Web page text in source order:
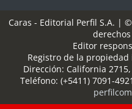
Caras - Editorial Perfil S.A. | ©
Editor
Registro de la
Dirección: California 2715,
Teléfono: (+5411) 7091-4921